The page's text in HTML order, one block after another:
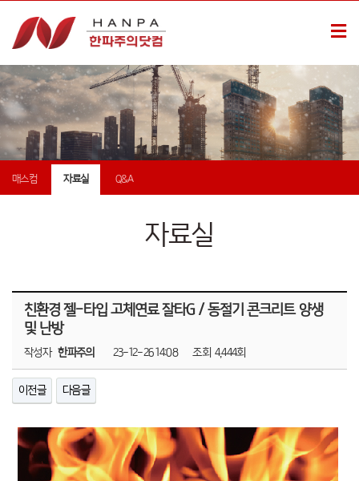
매스컴 자료실 Q&A
자료실
친환경 젤-타입 고체연료 잘타G / 동절기 콘크리트 양생
및 난방
작성자 한파주의 23-12-26 14:08 조회 4,444회
이전글 다음글